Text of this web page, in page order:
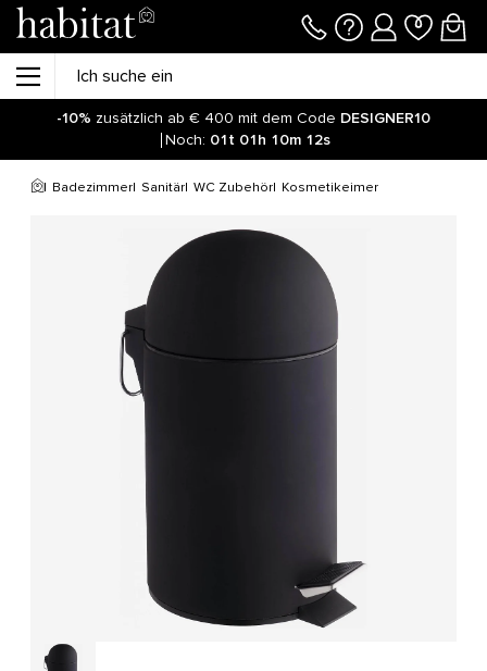
-10% zusätzlich ab € 400 mit dem Code DESIGNER10
Noch: 01t 01h 10m 11s
Badezimmer Sanitär WC Zubehör Kosmetikeimer